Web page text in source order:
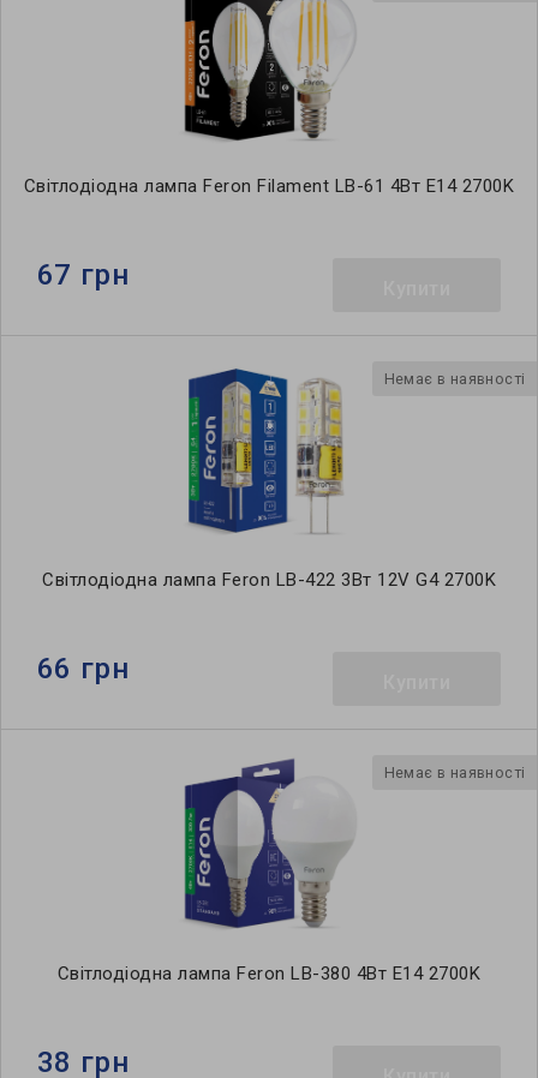
Світлодіодна лампа Feron Filament LB-61 4Вт E14 2700K
67 грн
Немає в наявності
Світлодіодна лампа Feron LB-422 3Вт 12V G4 2700K
66 грн
Немає в наявності
Світлодіодна лампа Feron LB-380 4Вт E14 2700K
38 грн